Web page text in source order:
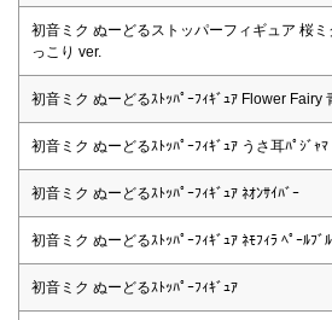
初音ミク ぬーどるストッパーフィギュア 桜
っこり ver.
初音ミク ぬーどるｽﾄｯﾊﾟｰﾌｨｷﾞｭｱ Flower Fairy
初音ミク ぬーどるｽﾄｯﾊﾟｰﾌｨｷﾞｭｱ うさ耳ﾊﾟｼﾞｬﾏ
初音ミク ぬーどるｽﾄｯﾊﾟｰﾌｨｷﾞｭｱ ﾈｵﾝｻｲﾊﾞｰ
初音ミク ぬーどるｽﾄｯﾊﾟｰﾌｨｷﾞｭｱ ﾈﾓﾌｨﾗ ﾍﾟｰﾙﾌﾞ
初音ミク ぬーどるｽﾄｯﾊﾟｰﾌｨｷﾞｭｱ